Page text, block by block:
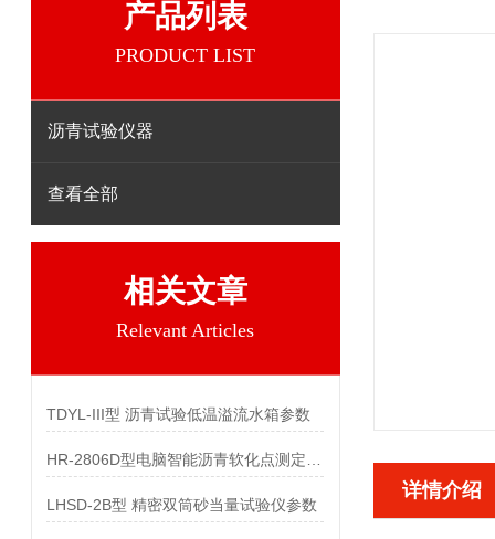
产品列表
PRODUCT LIST
沥青试验仪器
查看全部
相关文章
Relevant Articles
TDYL-III型 沥青试验低温溢流水箱参数
LHSD-2B型 精密双筒砂当量试验仪参数
详情介绍